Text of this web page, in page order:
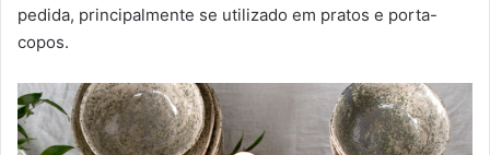
pedida, principalmente se utilizado em pratos e porta-
copos.